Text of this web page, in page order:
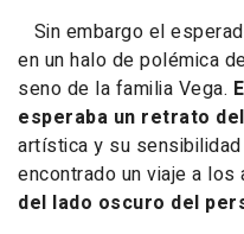
Sin embargo el
en un halo de polémica
seno de la familia Vega.
esperaba un retrato
artística y su
encontrado un viaje a los
del lado oscuro del